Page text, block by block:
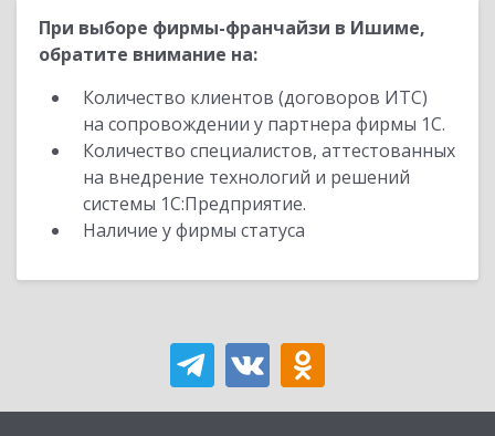
При выборе фирмы-франчайзи в Ишиме,
обратите внимание на:
Количество клиентов (договоров ИТС)
на сопровождении у партнера фирмы 1С.
Количество специалистов, аттестованных
на внедрение технологий и решений
системы 1С:Предприятие.
Наличие у фирмы статуса